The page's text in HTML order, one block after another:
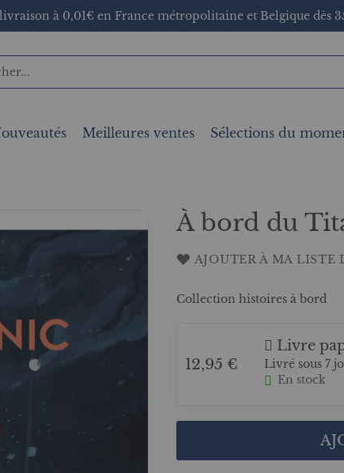
livraison à 0,01€ en France métropolitaine et Belgique dès
Meilleures ventes Sélections du
À bord du
AJOUTER À MA LISTE
Collection histoires à bord
12,95 €
Livre
Livré sous 7
En stock